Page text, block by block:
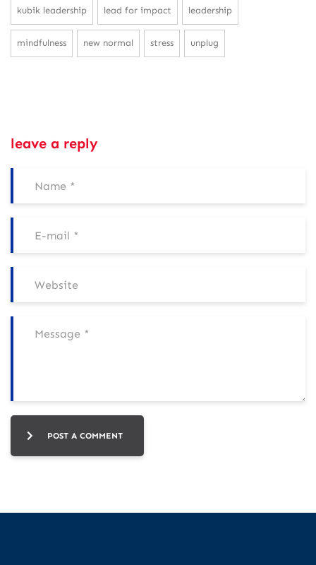
kubik leadership lead for impact leadership
mindfulness new normal stress unplug
leave a reply
POST A COMMENT